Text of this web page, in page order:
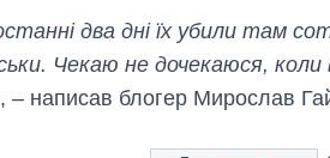
два дні їх убили там
Чекаю не дочекаюся,
, – написав блогер Мирослав